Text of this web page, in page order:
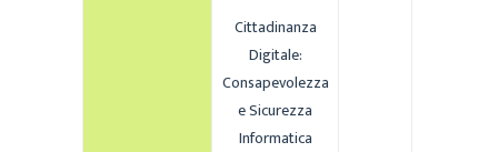
Cittadinanza
Digitale:
Consapevolezza
e Sicurezza
Informatica